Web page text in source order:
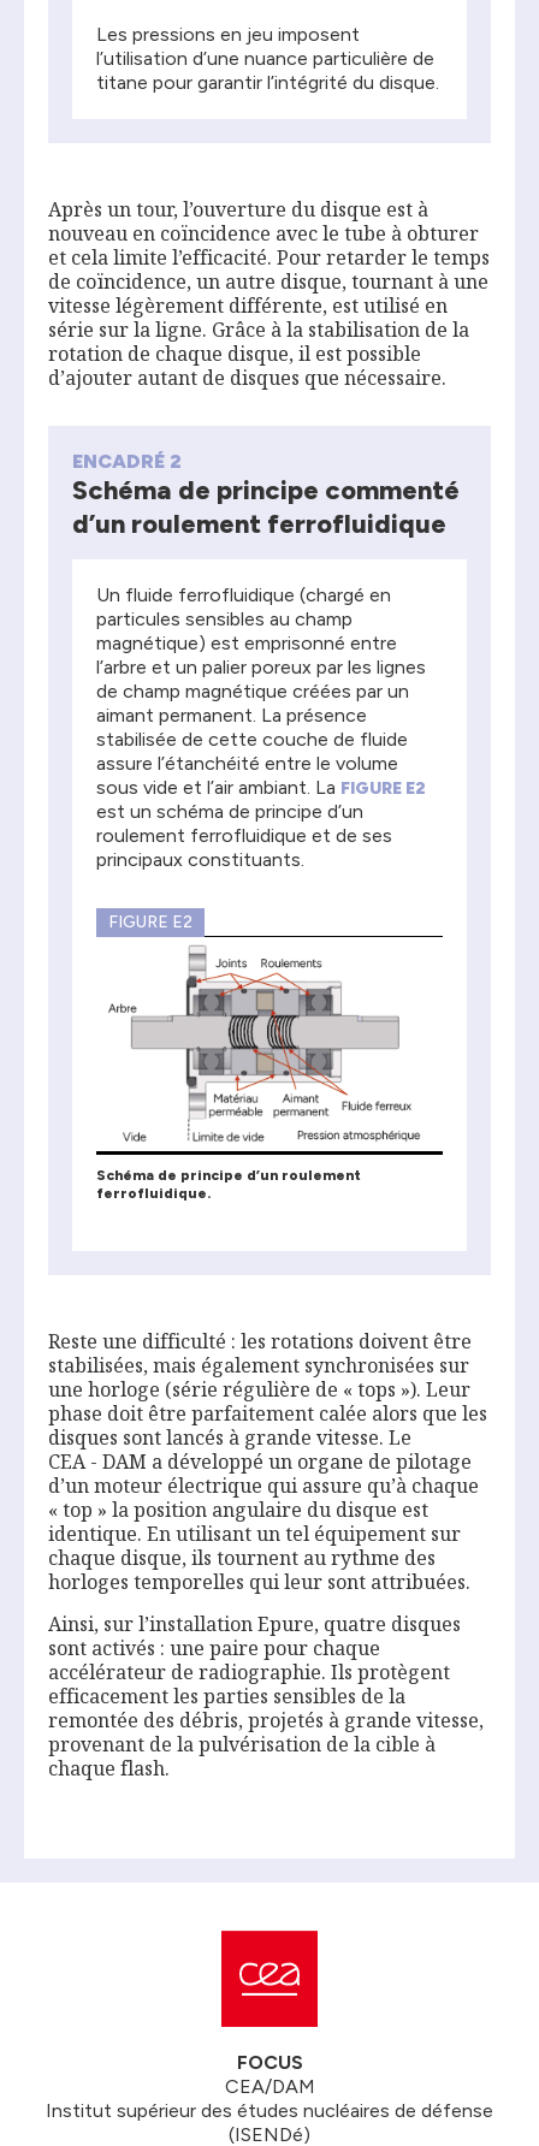
Les pressions en jeu imposent
l’utilisation d’une nuance particulière de
titane pour garantir l’intégrité du disque.
Après un tour, l’ouverture du disque est à
nouveau en coïncidence avec le tube à obturer
et cela limite l’efficacité. Pour retarder le temps
de coïncidence, un autre disque, tournant à une
vitesse légèrement différente, est utilisé en
série sur la ligne. Grâce à la stabilisation de la
rotation de chaque disque, il est possible
d’ajouter autant de disques que nécessaire.
ENCADRÉ 2
Schéma de principe commenté
d’un roulement ferrofluidique
Un fluide ferrofluidique (chargé en
particules sensibles au champ
magnétique) est emprisonné entre
l’arbre et un palier poreux par les lignes
de champ magnétique créées par un
aimant permanent. La présence
stabilisée de cette couche de fluide
assure l’étanchéité entre le volume
sous vide et l’air ambiant. La FIGURE E2
est un schéma de principe d’un
roulement ferrofluidique et de ses
principaux constituants.
FIGURE E2
Schéma de principe d’un roulement
ferrofluidique.
Reste une difficulté : les rotations doivent être
stabilisées, mais également synchronisées sur
une horloge (série régulière de « tops »). Leur
phase doit être parfaitement calée alors que les
disques sont lancés à grande vitesse. Le
CEA - DAM a développé un organe de pilotage
d’un moteur électrique qui assure qu’à chaque
« top » la position angulaire du disque est
identique. En utilisant un tel équipement sur
chaque disque, ils tournent au rythme des
horloges temporelles qui leur sont attribuées.
Ainsi, sur l’installation Epure, quatre disques
sont activés : une paire pour chaque
accélérateur de radiographie. Ils protègent
efficacement les parties sensibles de la
remontée des débris, projetés à grande vitesse,
provenant de la pulvérisation de la cible à
chaque flash.
FOCUS
CEA/DAM
Institut supérieur des études nucléaires de défense
(ISENDé)